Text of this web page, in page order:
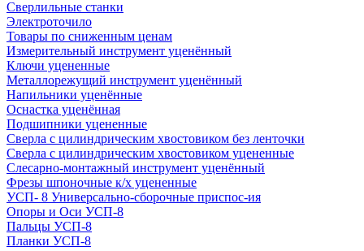
Сверлильные станки
Электроточило
Товары по сниженным ценам
Измерительный инструмент уценённый
Ключи уцененные
Металлорежущий инструмент уценённый
Напильники уценённые
Оснастка уценённая
Подшипники уцененные
Сверла с цилиндрическим хвостовиком без ленточки
Сверла с цилиндрическим хвостовиком уцененные
Слесарно-монтажный инструмент уценённый
Фрезы шпоночные к/х уцененные
УСП- 8 Универсально-сборочные приспос-ия
Опоры и Оси УСП-8
Пальцы УСП-8
Планки УСП-8